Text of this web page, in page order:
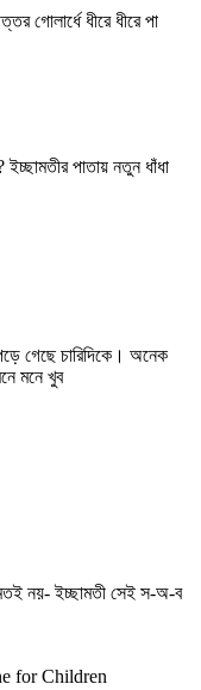
গোলার্ধে ধীরে ধীরে পা
পাতায় নতুন ধাঁধা
গেছে চারিদিকে। অনেক
মনে খুব
নয়- ইচ্ছামতী সেই স-অ-ব
for Children